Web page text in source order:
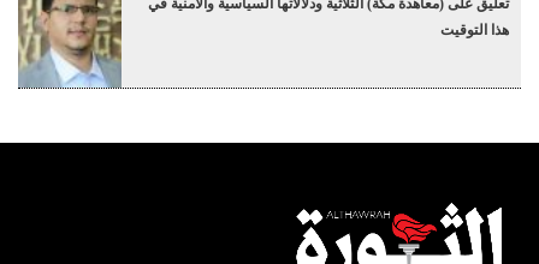
تعليق على (معاهدة مكة) الثلاثية ودلالاتها السياسية والأمنية في
هذا التوقيت